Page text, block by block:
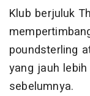
Klub berjuluk
poundsterling
yang jauh
sebelumnya.